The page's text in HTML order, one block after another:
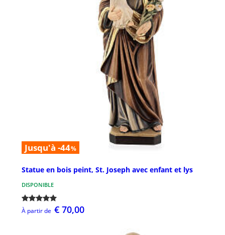
Jusqu'à -44%
Statue en bois peint, St. Joseph avec enfant et lys
DISPONIBLE
À partir de € 70,00